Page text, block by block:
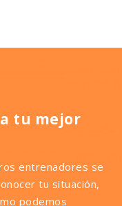
tu mejor
entrenadores se
tu situación,
podemos